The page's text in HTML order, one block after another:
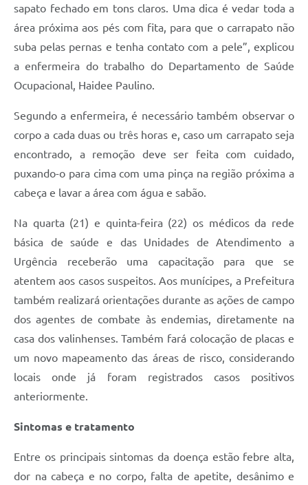
sapato fechado em tons claros. Uma dica é vedar toda a
área próxima aos pés com fita, para que o carrapato não
suba pelas pernas e tenha contato com a pele”, explicou
a enfermeira do trabalho do Departamento de Saúde
Ocupacional, Haidee Paulino.
Segundo a enfermeira, é necessário também observar o
corpo a cada duas ou três horas e, caso um carrapato seja
encontrado, a remoção deve ser feita com cuidado,
puxando-o para cima com uma pinça na região próxima a
cabeça e lavar a área com água e sabão.
Na quarta (21) e quinta-feira (22) os médicos da rede
básica de saúde e das Unidades de Atendimento a
Urgência receberão uma capacitação para que se
atentem aos casos suspeitos. Aos munícipes, a Prefeitura
também realizará orientações durante as ações de campo
dos agentes de combate às endemias, diretamente na
casa dos valinhenses. Também fará colocação de placas e
um novo mapeamento das áreas de risco, considerando
locais onde já foram registrados casos positivos
anteriormente.
Sintomas e tratamento
Entre os principais sintomas da doença estão febre alta,
dor na cabeça e no corpo, falta de apetite, desânimo e